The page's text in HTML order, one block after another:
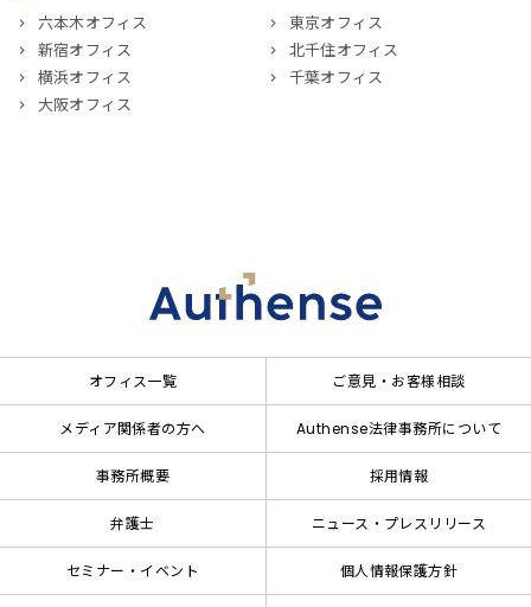
六本木オフィス
東京オフィス
新宿オフィス
北千住オフィス
横浜オフィス
千葉オフィス
大阪オフィス
オフィス一覧 ご意見・お客様相談
メディア関係者の方へ Authense法律事務所について
事務所概要 採用情報
弁護士 ニュース・プレスリリース
セミナー・イベント 個人情報保護方針